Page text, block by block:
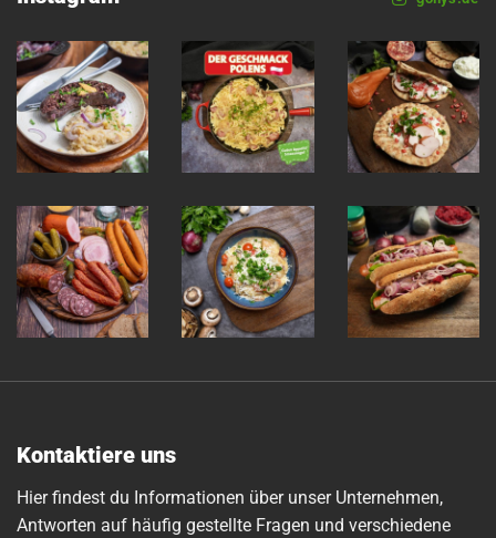
Kontaktiere uns
Hier findest du Informationen über unser Unternehmen,
Antworten auf häufig gestellte Fragen und verschiedene